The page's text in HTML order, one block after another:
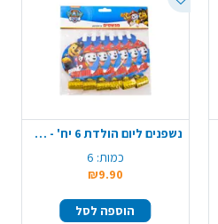
נשפנים ליום הולדת 6 יח' - מפרץ ההרפתקאות
כמות: 6
₪9.90
הוספה לסל